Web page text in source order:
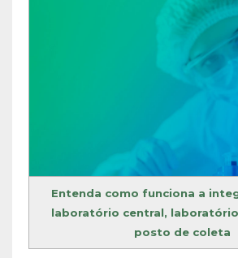
Entenda como funciona a
laboratório central,
posto de coleta